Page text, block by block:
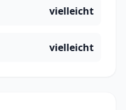
vielleicht
vielleicht